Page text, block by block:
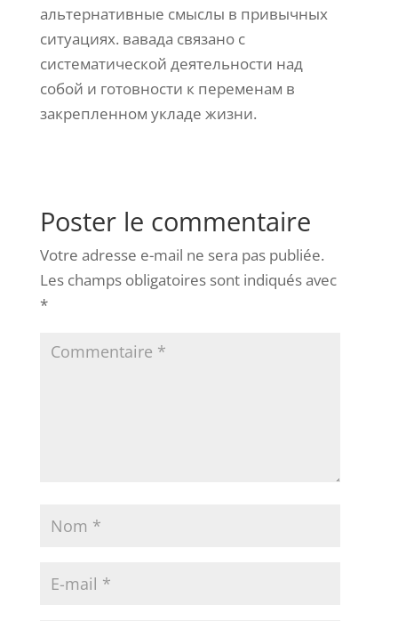
альтернативные смыслы в привычных
ситуациях. вавада связано с
систематической деятельности над
собой и готовности к переменам в
закрепленном укладе жизни.
Poster le commentaire
Votre adresse e-mail ne sera pas publiée.
Les champs obligatoires sont indiqués avec
*